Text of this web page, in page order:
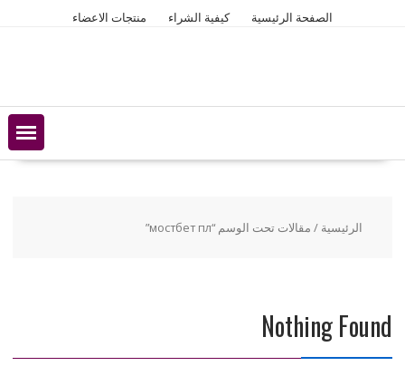
الصفحة الرئيسية كيفية الشراء منتجات الاعضاء
الرئيسية / مقالات تحت الوسم “мостбет пл”
Nothing Found